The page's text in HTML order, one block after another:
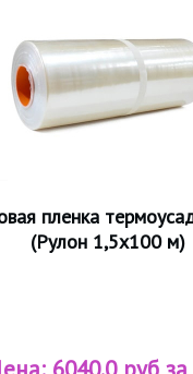
пленка
(Рулон 1,5х100 м)